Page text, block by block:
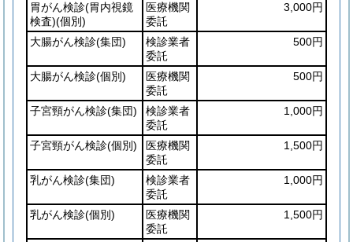
胃がん検診(胃内視鏡
検査)(個別)
医療機関
委託
3,000円
大腸がん検診(集団)
検診業者
委託
500円
大腸がん検診(個別)
医療機関
委託
500円
子宮頸がん検診(集団)
検診業者
委託
1,000円
子宮頸がん検診(個別)
医療機関
委託
1,500円
乳がん検診(集団)
検診業者
委託
1,000円
乳がん検診(個別)
医療機関
委託
1,500円